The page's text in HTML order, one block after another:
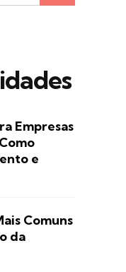
Empresas
e
Comuns
da